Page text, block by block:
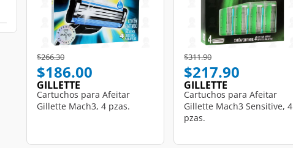
Price reduced from
$266.30to
$186.00
GILLETTE
Cartuchos para Afeitar
Gillette Mach3, 4 pzas.
Price reduced from
$311.90to
$217.90
GILLETTE
Cartuchos para Afeitar
Gillette Mach3 Sensitive, 4
pzas.